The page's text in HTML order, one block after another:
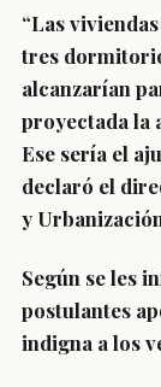
“Las
tres
alcanzarían
proyectada la
Ese sería el
declaró el
y
Según se les
postulantes
indigna a los